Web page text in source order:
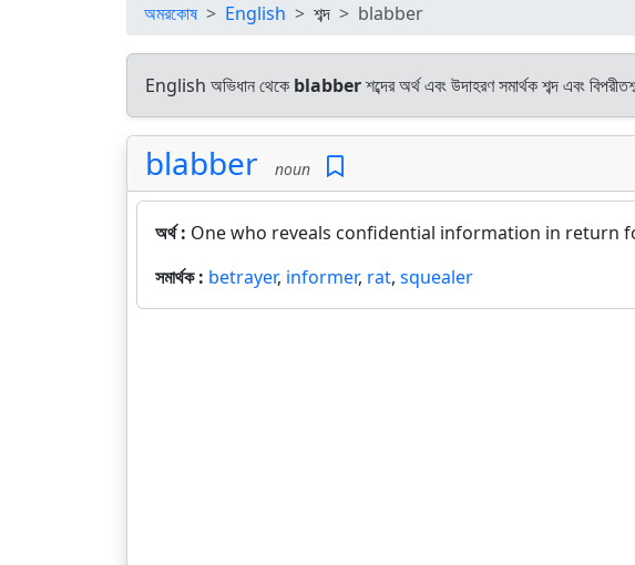
অমরকোষ English শব্দ blabber
English অভিধান থেকে blabberশব্দের অর্থ এবং উদাহরণ সমার্থক শব্দ এবং
blabber noun
অর্থ : One who reveals confidential information in return
সমার্থক : betrayer, informer, rat, squealer